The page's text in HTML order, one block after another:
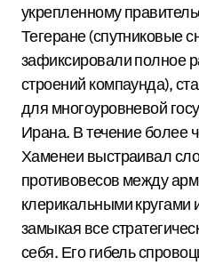
укрепленному
Тегеране (спутниковые
зафиксировали полное
строений компаунда),
для многоуровневой
Ирана. В течение более
Хаменеи выстраивал
противовесов между
клерикальными
замыкая все
себя. Его гибель